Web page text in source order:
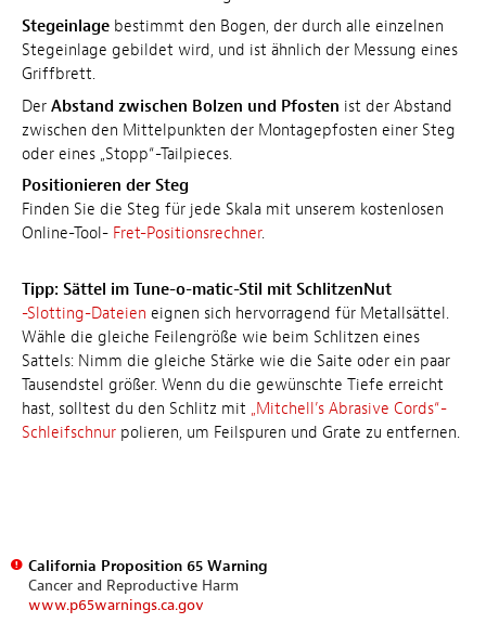
Stegeinlage bestimmt den Bogen, der durch alle einzelnen
Stegeinlage gebildet wird, und ist ähnlich der Messung eines
Griffbrett.
Der Abstand zwischen Bolzen und Pfosten ist der Abstand
zwischen den Mittelpunkten der Montagepfosten einer Steg
oder eines „Stopp“-Tailpieces.
Positionieren der Steg
Finden Sie die Steg für jede Skala mit unserem kostenlosen
Online-Tool- Fret-Positionsrechner.
Tipp: Sättel im Tune-o-matic-Stil mit SchlitzenNut
-Slotting-Dateien eignen sich hervorragend für Metallsättel.
Wähle die gleiche Feilengröße wie beim Schlitzen eines
Sattels: Nimm die gleiche Stärke wie die Saite oder ein paar
Tausendstel größer. Wenn du die gewünschte Tiefe erreicht
hast, solltest du den Schlitz mit „Mitchell’s Abrasive Cords“-
Schleifschnur polieren, um Feilspuren und Grate zu entfernen.
California Proposition 65 Warning
Cancer and Reproductive Harm
www.p65warnings.ca.gov